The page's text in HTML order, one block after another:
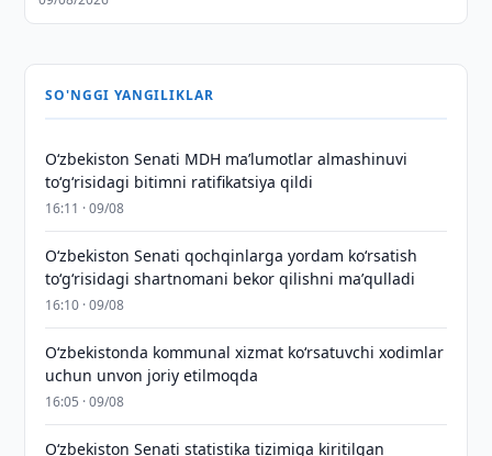
SO'NGGI YANGILIKLAR
Oʻzbekiston Senati MDH maʼlumotlar almashinuvi
toʻgʻrisidagi bitimni ratifikatsiya qildi
16:11 · 09/08
Oʻzbekiston Senati qochqinlarga yordam koʻrsatish
toʻgʻrisidagi shartnomani bekor qilishni maʼqulladi
16:10 · 09/08
Oʻzbekistonda kommunal xizmat koʻrsatuvchi xodimlar
uchun unvon joriy etilmoqda
16:05 · 09/08
Oʻzbekiston Senati statistika tizimiga kiritilgan